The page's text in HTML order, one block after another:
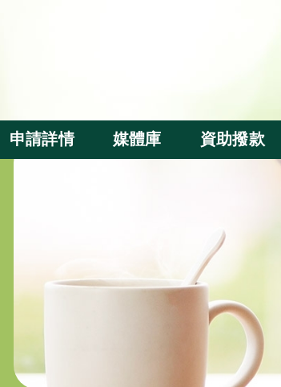
申請詳情 媒體庫
出版刊物
資助撥款